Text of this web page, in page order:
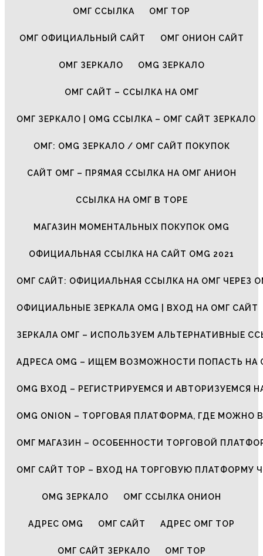
ОМГ ССЫЛКА ОМГ ТОР
ОМГ ОФИЦИАЛЬНЫЙ САЙТ ОМГ ОНИОН САЙТ
ОМГ ЗЕРКАЛО OMG ЗЕРКАЛО
ОМГ САЙТ – ССЫЛКА НА ОМГ
ОМГ ЗЕРКАЛО | OMG ССЫЛКА – ОМГ САЙТ ЗЕРКАЛО
ОМГ: OMG ЗЕРКАЛО / ОМГ САЙТ ПОКУПОК
САЙТ ОМГ – ПРЯМАЯ ССЫЛКА НА ОМГ АНИОН
ССЫЛКА НА ОМГ В ТОРЕ
МАГАЗИН МОМЕНТАЛЬНЫХ ПОКУПОК OMG
ОФИЦИАЛЬНАЯ ССЫЛКА НА САЙТ OMG 2021
ОМГ САЙТ: ОФИЦИАЛЬНАЯ ССЫЛКА НА ОМГ ЧЕРЕЗ
ОФИЦИАЛЬНЫЕ ЗЕРКАЛА OMG | ВХОД НА ОМГ САЙТ
ЗЕРКАЛА ОМГ – ИСПОЛЬЗУЕМ АЛЬТЕРНАТИВНЫЕ
АДРЕСА OMG – ИЩЕМ ВОЗМОЖНОСТИ ПОПАСТЬ НА
OMG ВХОД – РЕГИСТРИРУЕМСЯ И АВТОРИЗУЕМСЯ
OMG ONION – ТОРГОВАЯ ПЛАТФОРМА, ГДЕ МОЖНО
ОМГ МАГАЗИН – ОСОБЕННОСТИ ТОРГОВОЙ
ОМГ САЙТ ТОР – ВХОД НА ТОРГОВУЮ ПЛАТФОРМУ
OMG ЗЕРКАЛО ОМГ ССЫЛКА ОНИОН
АДРЕС OMG ОМГ САЙТ АДРЕС ОМГ ТОР
ОМГ САЙТ ЗЕРКАЛО ОМГ ТОР